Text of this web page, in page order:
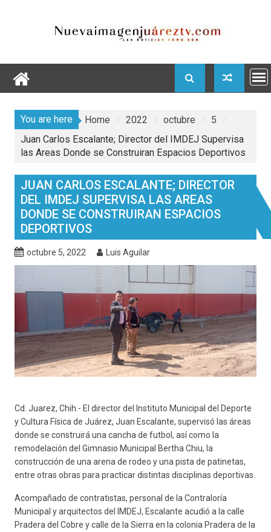
You are here Home 2022 octubre
5
Juan Carlos Escalante; Director del IMDEJ Supervisa
las Areas Donde se Construiran Espacios Deportivos
JUAN CARLOS ESCALANTE; DIRECTOR
DEL IMDEJ SUPERVISA LAS AREAS
DONDE SE CONSTRUIRAN ESPACIOS
DEPORTIVOS
octubre 5, 2022 Luis Aguilar
Cd. Juarez, Chih.- El director del Instituto Municipal del Deporte
y Cultura Física de Juárez, Juan Escalante, supervisó las áreas
donde se construirá una cancha de futbol, así como la
remodelación del Gimnasio Municipal Bertha Chiu, la
construcción de una arena de rodeo y una pista de patinetas,
entre otras obras para practicar distintas disciplinas deportivas.
Acompañado de contratistas, personal de la Contraloría
Municipal y arquitectos del IMDEJ, Escalante acudió a la calle
Pradera del Cobre y calle de la Sierra en la colonia Pradera de la